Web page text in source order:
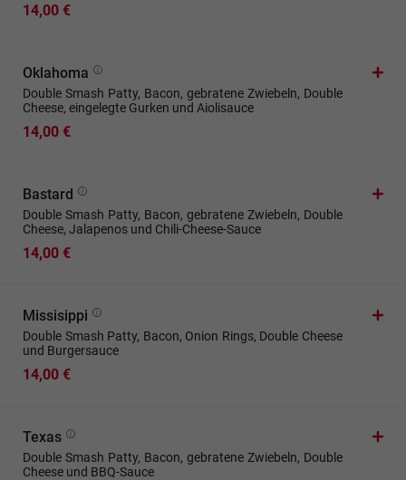
14,00 €
Oklahoma
Double Smash Patty, Bacon, gebratene Zwiebeln, Double
Cheese, eingelegte Gurken und Aiolisauce
14,00 €
Bastard
Double Smash Patty, Bacon, gebratene Zwiebeln, Double
Cheese, Jalapenos und Chili-Cheese-Sauce
14,00 €
Missisippi
Double Smash Patty, Bacon, Onion Rings, Double Cheese
und Burgersauce
14,00 €
Texas
Double Smash Patty, Bacon, gebratene Zwiebeln, Double
Cheese und BBQ-Sauce